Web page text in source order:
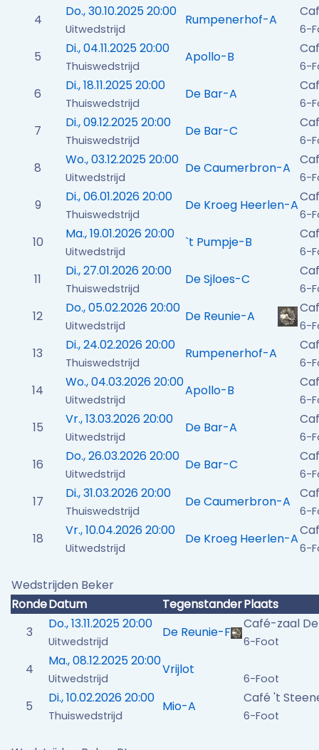
4
Do., 30.10.2025 20:00
Uitwedstrijd
Rumpenerhof-A
6-
5
Di., 04.11.2025 20:00
Thuiswedstrijd
Apollo-B
6-
6
Di., 18.11.2025 20:00
Thuiswedstrijd
De Bar-A
6-
7
Di., 09.12.2025 20:00
Thuiswedstrijd
De Bar-C
6-
8
Wo., 03.12.2025 20:00
Uitwedstrijd
De Caumerbron-A
6-
9
Di., 06.01.2026 20:00
Thuiswedstrijd
De Kroeg Heerlen-A
6-
10
Ma., 19.01.2026 20:00
Uitwedstrijd
`t Pumpje-B
6-
11
Di., 27.01.2026 20:00
Thuiswedstrijd
De Sjloes-C
6-
12
Do., 05.02.2026 20:00
Uitwedstrijd
De Reunie-A
6-
13
Di., 24.02.2026 20:00
Thuiswedstrijd
Rumpenerhof-A
6-
14
Wo., 04.03.2026 20:00
Uitwedstrijd
Apollo-B
6-
15
Vr., 13.03.2026 20:00
Uitwedstrijd
De Bar-A
6-
16
Do., 26.03.2026 20:00
Uitwedstrijd
De Bar-C
6-
17
Di., 31.03.2026 20:00
Thuiswedstrijd
De Caumerbron-A
6-
18
Vr., 10.04.2026 20:00
Uitwedstrijd
De Kroeg Heerlen-A
6-
Wedstrijden Beker
RondeDatum TegenstanderPlaats
3
Do., 13.11.2025 20:00
Uitwedstrijd
De Reunie-F
Café-zaal
6-Foot
4
Ma., 08.12.2025 20:00
Uitwedstrijd
Vrijlot
6-Foot
5
Di., 10.02.2026 20:00
Thuiswedstrijd
Mio-A
Café 't
6-Foot